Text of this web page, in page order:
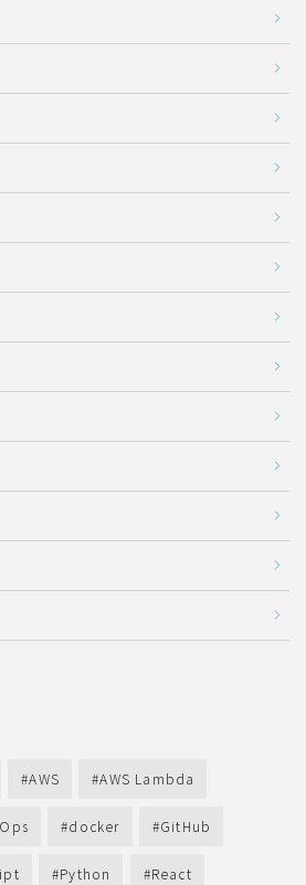
AWS AWS Lambda
docker GitHub
Python React